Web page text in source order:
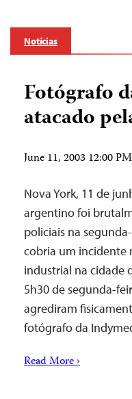
Notícias
Fotógrafo
atacado
June 11, 2003 12:00
Nova York, 11 de
argentino foi
policiais na
cobria um incidente
industrial na cidade
5h30 de segunda-
agrediram
fotógrafo da
Read More ›